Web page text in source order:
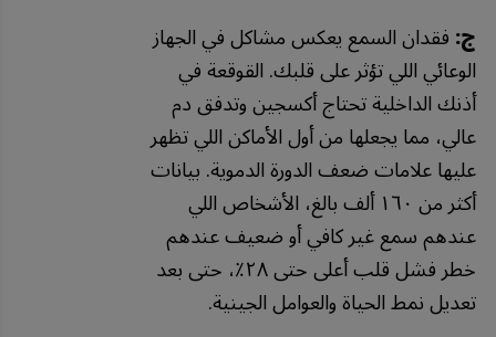
ج:فقدان السمع يعكس مشاكل في الجهاز
الوعائي اللي تؤثر على قلبك. القوقعة في
أذنك الداخلية تحتاج أكسجين وتدفق دم
عالي، مما يجعلها من أول الأماكن اللي تظهر
عليها علامات ضعف الدورة الدموية. بيانات
أكثر من ١٦٠ ألف بالغ، الأشخاص اللي
عندهم سمع غير كافي أو ضعيف عندهم
خطر فشل قلب أعلى حتى ٢٨٪، حتى بعد
تعديل نمط الحياة والعوامل الجينية.